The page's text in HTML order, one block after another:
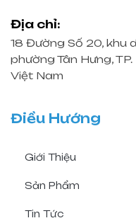
Địa chỉ:
18 Đường Số 20, khu
phường Tân Hưng,
Việt Nam
Điều Hướng
Giới Thiệu
Sản Phẩm
Tin Tức